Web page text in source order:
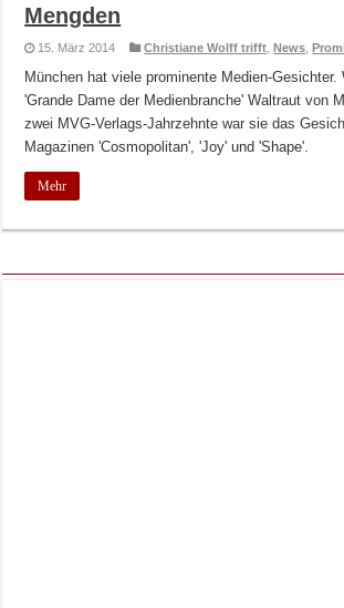
Mengden
15. März 2014 Christiane Wolff trifft ,News ,
München hat viele prominente Medien-Gesichter.
'Grande Dame der Medienbranche' Waltraut von
zwei MVG-Verlags-Jahrzehnte war sie das
Magazinen 'Cosmopolitan', 'Joy' und 'Shape'.
Mehr